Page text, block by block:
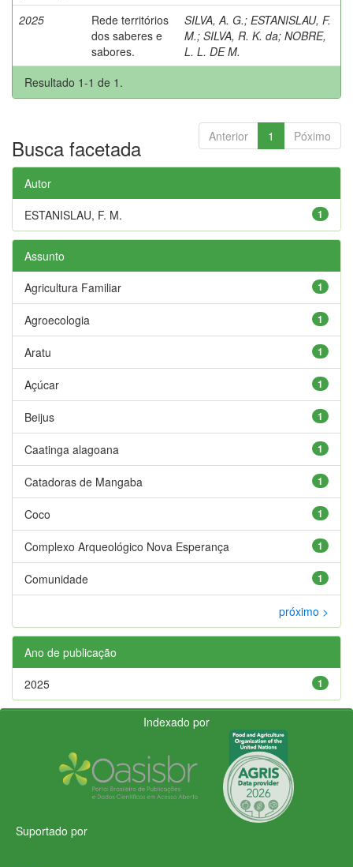
2025
Rede territórios
dos saberes e
sabores.
SILVA, A. G.; ESTANISLAU, F.
M.; SILVA, R. K. da; NOBRE,
L. L. DE M.
Resultado 1-1 de 1.
Anterior 1 Póximo
Busca facetada
Autor
1
ESTANISLAU, F. M.
Assunto
1
Agricultura Familiar
1
Agroecologia
1
Aratu
1
Açúcar
1
Beijus
1
Caatinga alagoana
1
Catadoras de Mangaba
1
Coco
1
Complexo Arqueológico Nova Esperança
1
Comunidade
próximo >
Ano de publicação
1
2025
Indexado por
Suportado por